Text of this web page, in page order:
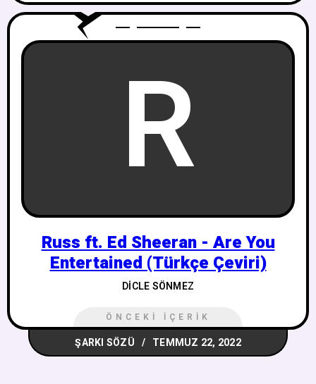
R
Russ ft. Ed Sheeran - Are You
Entertained (Türkçe Çeviri)
DICLE SÖNMEZ
ÖNCEKI İÇERIK
ŞARKI SÖZÜ TEMMUZ 22, 2022